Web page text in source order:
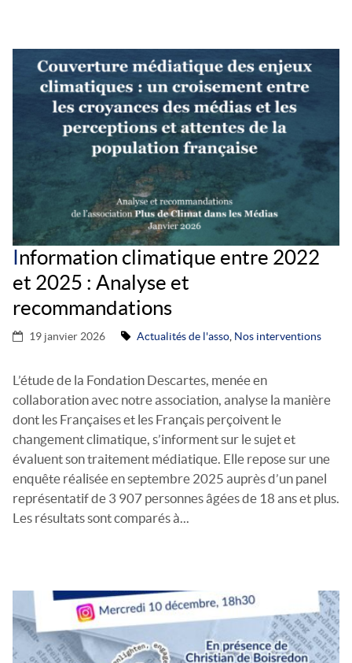
Information climatique entre 2022
et 2025 : Analyse et
recommandations
19 janvier 2026 Actualités de l'asso Nos interventions
L’étude de la Fondation Descartes, menée en
collaboration avec notre association, analyse la manière
dont les Françaises et les Français perçoivent le
changement climatique, s’informent sur le sujet et
évaluent son traitement médiatique. Elle repose sur une
enquête réalisée en septembre 2025 auprès d’un panel
représentatif de 3 907 personnes âgées de 18 ans et plus.
Les résultats sont comparés à...